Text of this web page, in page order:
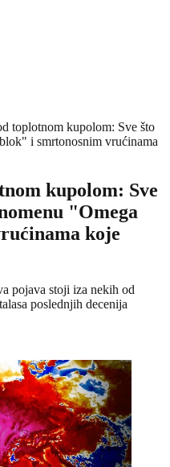
toplotnom kupolom: Sve što
i smrtonosnim vrućinama
kupolom: Sve
"Omega
koje
pojava stoji iza nekih od
poslednjih decenija